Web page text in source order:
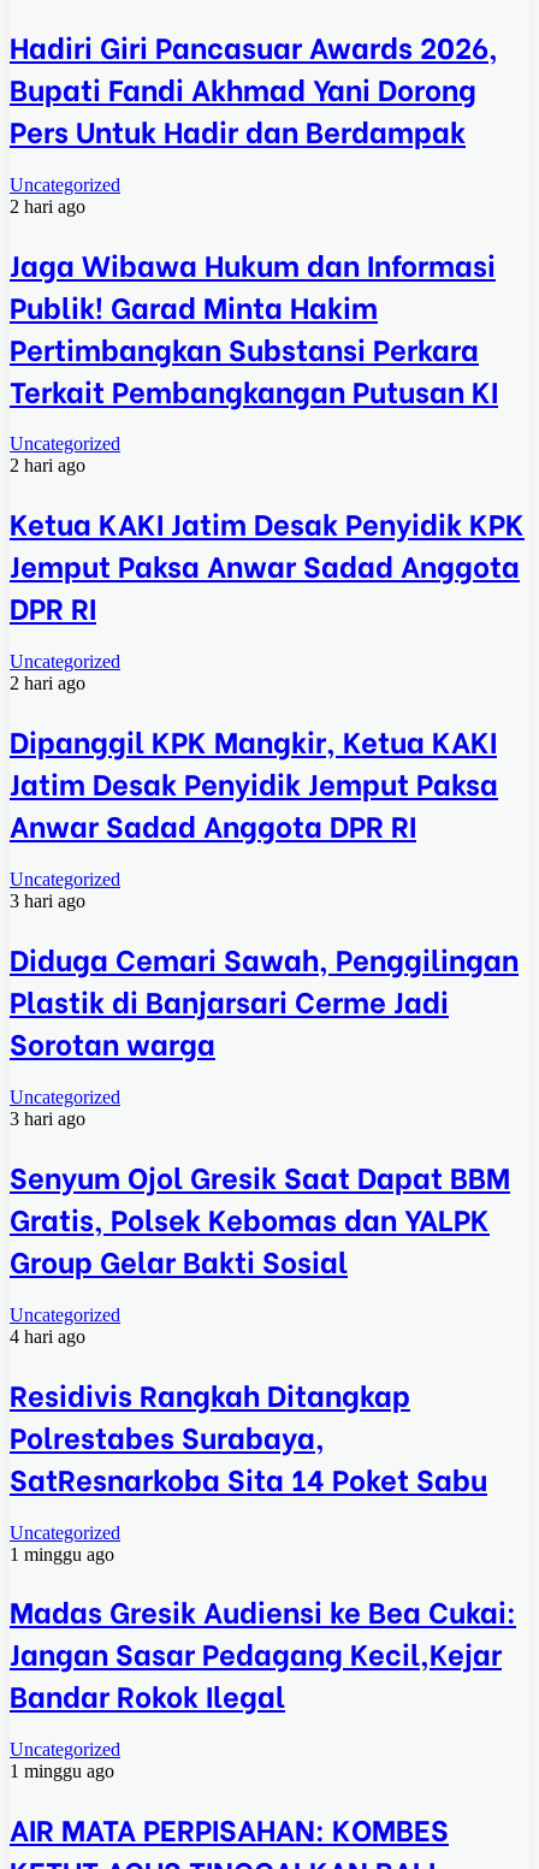
Hadiri Giri Pancasuar Awards 2026,
Bupati Fandi Akhmad Yani Dorong
Pers Untuk Hadir dan Berdampak
Uncategorized
2 hari ago
Jaga Wibawa Hukum dan Informasi
Publik! Garad Minta Hakim
Pertimbangkan Substansi Perkara
Terkait Pembangkangan Putusan KI
Uncategorized
2 hari ago
Ketua KAKI Jatim Desak Penyidik KPK
Jemput Paksa Anwar Sadad Anggota
DPR RI
Uncategorized
2 hari ago
Dipanggil KPK Mangkir, Ketua KAKI
Jatim Desak Penyidik Jemput Paksa
Anwar Sadad Anggota DPR RI
Uncategorized
3 hari ago
Diduga Cemari Sawah, Penggilingan
Plastik di Banjarsari Cerme Jadi
Sorotan warga
Uncategorized
3 hari ago
Senyum Ojol Gresik Saat Dapat BBM
Gratis, Polsek Kebomas dan YALPK
Group Gelar Bakti Sosial
Uncategorized
4 hari ago
Residivis Rangkah Ditangkap
Polrestabes Surabaya,
SatResnarkoba Sita 14 Poket Sabu
Uncategorized
1 minggu ago
Madas Gresik Audiensi ke Bea Cukai:
Jangan Sasar Pedagang Kecil,Kejar
Bandar Rokok Ilegal
Uncategorized
1 minggu ago
AIR MATA PERPISAHAN: KOMBES